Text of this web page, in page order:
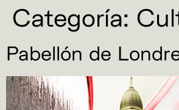
Categoría:
Pabellón de